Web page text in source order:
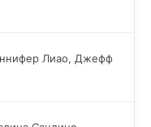
Лиао, Джефф